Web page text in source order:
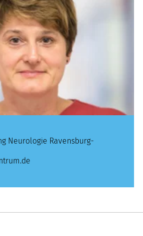
Neurologie Ravensburg-